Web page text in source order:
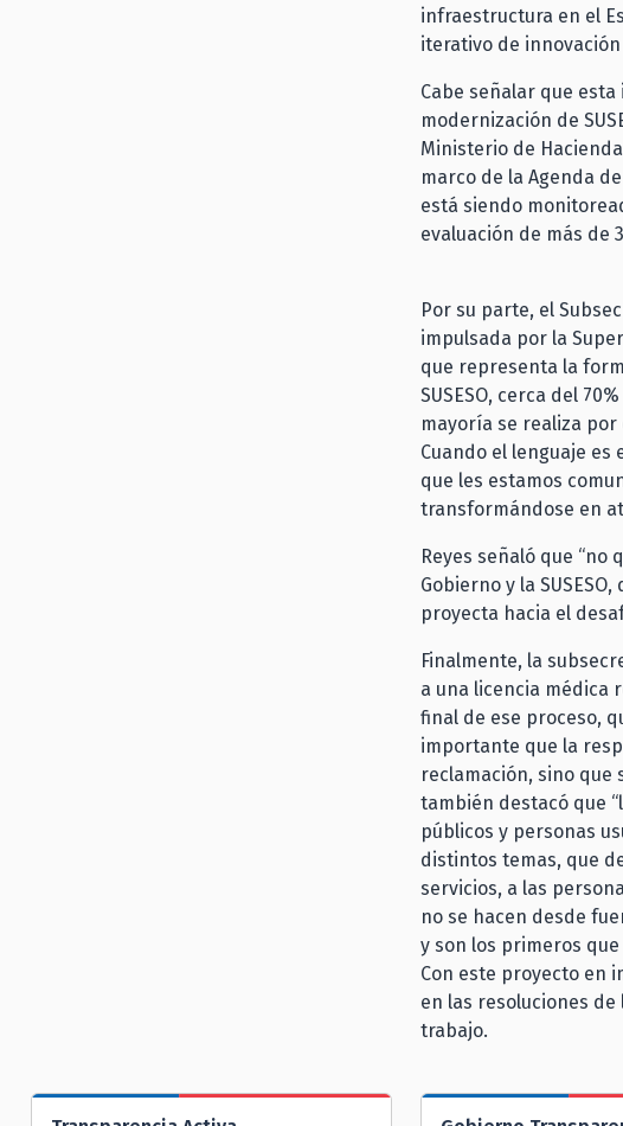
infraestructura en el
iterativo de innovación
Cabe señalar que
modernización de
Ministerio de
marco de la Agenda
está siendo
evaluación de más de
Por su parte, el
impulsada por la
que representa la
SUSESO, cerca del
mayoría se realiza
Cuando el lenguaje
que les estamos
transformándose en
Reyes señaló que
Gobierno y la
proyecta hacia el
Finalmente, la
a una licencia médica
final de ese proceso,
importante que la
reclamación, sino que
también destacó que
públicos y personas
distintos temas, que
servicios, a las
no se hacen desde
y son los primeros
Con este proyecto en
en las resoluciones
trabajo.